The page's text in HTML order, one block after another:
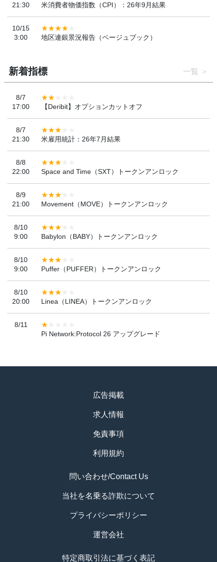
21:30
米消費者物価指数（CPI）：26年9月結果
10/15
3:00
地区連銀景況報告（ベージュブック）
新着指標 一覧
8/7
17:00
【Deribit】オプションカットオフ
8/7
21:30
米雇用統計：26年7月結果
8/8
22:00
Space and Time（SXT）トークンアンロック
8/9
21:00
Movement（MOVE）トークンアンロック
8/10
9:00
Babylon（BABY）トークンアンロック
8/10
9:00
Puffer（PUFFER）トークンアンロック
8/10
20:00
Linea（LINEA）トークンアンロック
8/11
Pi Network:Protocol 26 アップグレード
広告掲載
求人情報
免責事項
利用規約
問い合わせ/Contact Us
当社を名乗る詐欺について
プライバシーポリシー
運営会社
特定商取引法に基づく表記